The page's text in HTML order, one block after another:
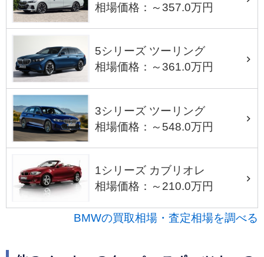
相場価格：～357.0万円
5シリーズ ツーリング
相場価格：～361.0万円
3シリーズ ツーリング
相場価格：～548.0万円
1シリーズ カブリオレ
相場価格：～210.0万円
BMWの買取相場・査定相場を調べる